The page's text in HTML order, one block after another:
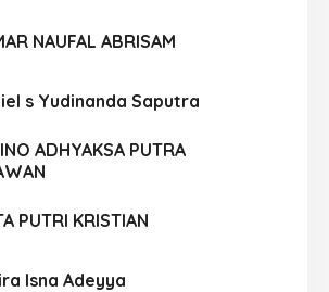
NAUFAL ABRISAM
s Yudinanda Saputra
ADHYAKSA PUTRA
PUTRI KRISTIAN
Isna Adeyya